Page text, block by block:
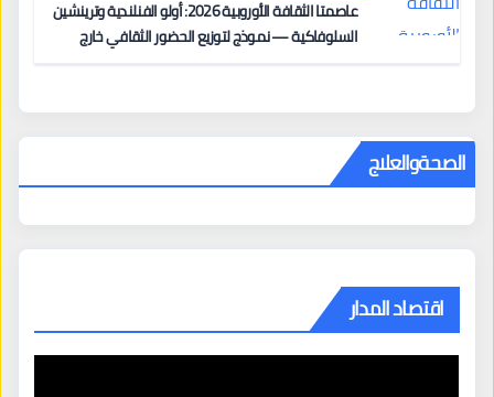
عاصمتا الثقافة الأوروبية 2026: أولو الفنلندية وترينشين
السلوفاكية — نموذج لتوزيع الحضور الثقافي خارج
الصحةوالعلاج
اقتصاد المدار